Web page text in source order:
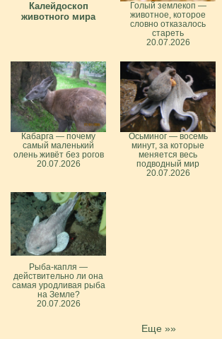
Калейдоскоп
животного мира
Голый землекоп —
животное, которое
словно отказалось
стареть
20.07.2026
Кабарга — почему
самый маленький
олень живёт без рогов
20.07.2026
Осьминог — восемь
минут, за которые
меняется весь
подводный мир
20.07.2026
Рыба-капля —
действительно ли она
самая уродливая рыба
на Земле?
20.07.2026
Еще »»